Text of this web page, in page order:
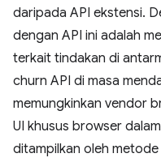
daripada API ekstensi.
dengan API ini adalah
terkait tindakan di
churn API di masa
memungkinkan vendor
UI khusus browser
ditampilkan oleh metode